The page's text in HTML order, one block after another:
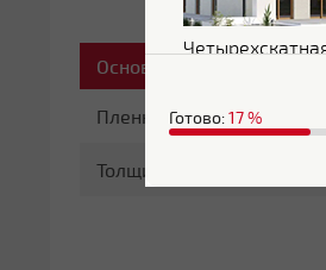
Основные характеристики
Пленка
Толщина
Готово:17%